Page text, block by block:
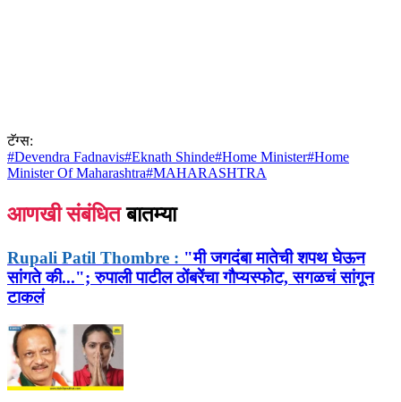
टॅग्स:
#Devendra Fadnavis#Eknath Shinde#Home Minister#Home
Minister Of Maharashtra#MAHARASHTRA
आणखी संबंधित बातम्या
Rupali Patil Thombre : "मी जगदंबा मातेची शपथ घेऊन
सांगते की..."; रुपाली पाटील ठोंबरेंचा गौप्यस्फोट, सगळचं सांगून
टाकलं